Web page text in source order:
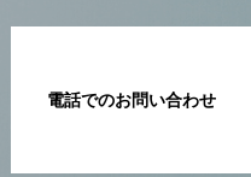
電話でのお問い合わせ